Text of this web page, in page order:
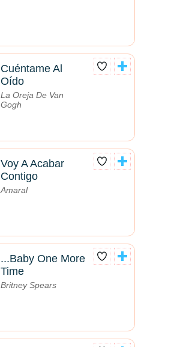
Cuéntame Al
Oído
La Oreja De Van
Gogh
Voy A Acabar
Contigo
Amaral
...Baby One More
Time
Britney Spears